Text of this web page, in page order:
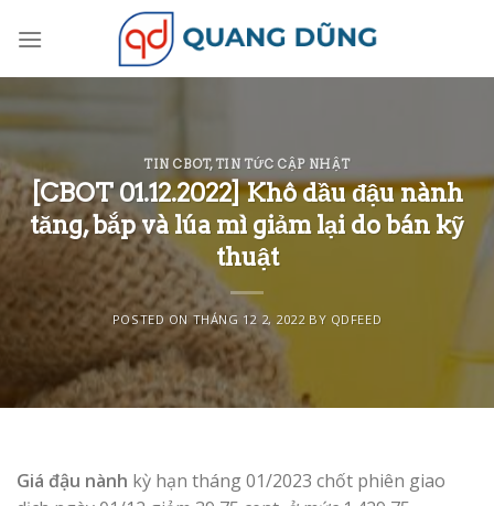
TIN CBOT, TIN TỨC CẬP NHẬT
[CBOT 01.12.2022] Khô dầu đậu nành
tăng, bắp và lúa mì giảm lại do bán kỹ
thuật
POSTED ONTHÁNG 12 2, 2022 BY QDFEED
Giá đậu nành kỳ hạn tháng 01/2023 chốt phiên giao